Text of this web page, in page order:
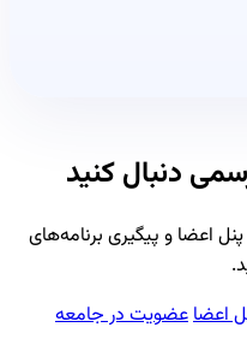
دنبال کنید
اعضا و پیگیری برنامه‌های
اعضاعضویت در جامعه